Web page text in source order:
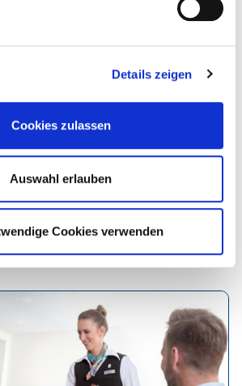
Details zeigen
Cookies zulassen
Auswahl erlauben
Cookies verwenden
frau für Systemgastronomie
Fachkraft Küche